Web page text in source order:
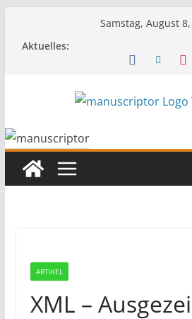
Samstag, August
Aktuelles:
ARTIKEL
XML –